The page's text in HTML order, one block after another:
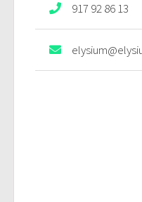
917 92 86 13